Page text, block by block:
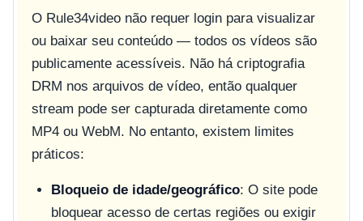
O Rule34video não requer login para visualizar
ou baixar seu conteúdo — todos os vídeos são
publicamente acessíveis. Não há criptografia
DRM nos arquivos de vídeo, então qualquer
stream pode ser capturada diretamente como
MP4 ou WebM. No entanto, existem limites
práticos:
Bloqueio de idade/geográfico: O site pode
bloquear acesso de certas regiões ou exigir